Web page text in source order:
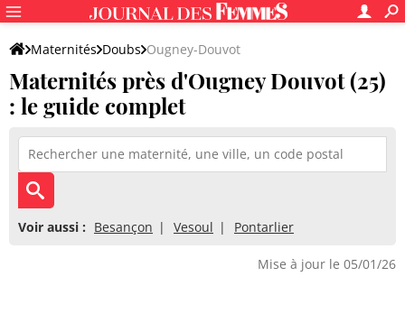
Maternités Doubs Ougney-Douvot
Maternités près d'Ougney Douvot (25)
: le guide complet
Voir aussi : Besançon Vesoul Pontarlier
Mise à jour le 05/01/26